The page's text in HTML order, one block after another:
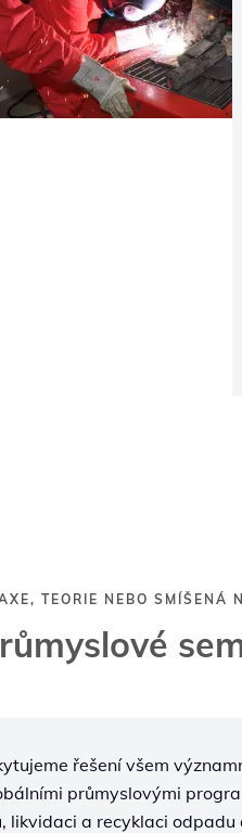
TEORIE NEBO SMÍŠENÁ
řešení všem
průmyslovými
likvidaci a recyklaci